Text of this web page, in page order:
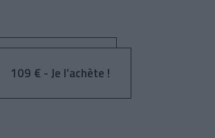
109 € - Je l’achète !